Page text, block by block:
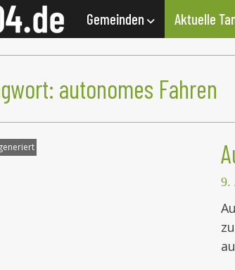
Gemeinden Aktuelle
autonomes Fahren
9.